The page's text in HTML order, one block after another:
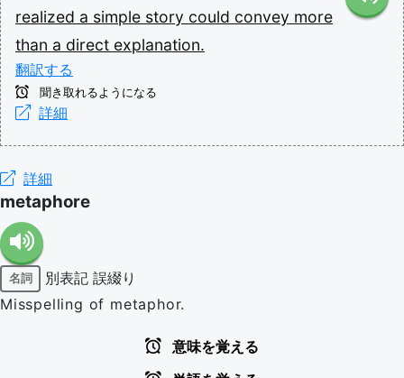
realized a simple story could convey more
than a direct explanation.
翻訳する
聞き取れるようになる
詳細
詳細
metaphore
名詞 別表記 誤綴り
Misspelling of metaphor.
意味を覚える